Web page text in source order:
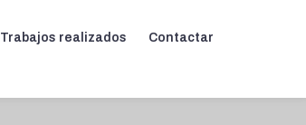
Trabajos realizados Contactar